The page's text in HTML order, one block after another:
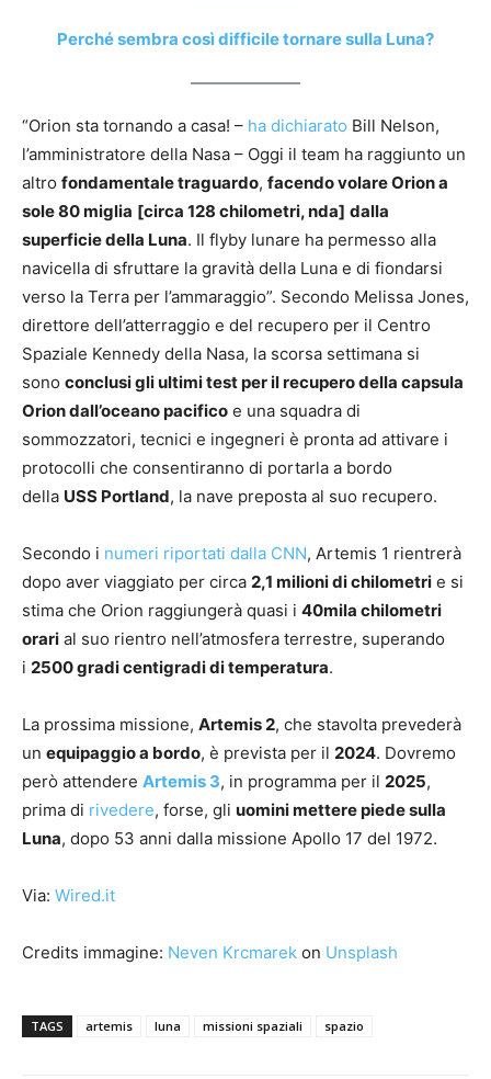
Perché sembra così difficile tornare sulla Luna?
“Orion sta tornando a casa! – ha dichiarato Bill Nelson,
l’amministratore della Nasa – Oggi il team ha raggiunto un
altro fondamentale traguardo, facendo volare Orion a
sole 80 miglia [circa 128 chilometri, nda] dalla
superficie della Luna. Il flyby lunare ha permesso alla
navicella di sfruttare la gravità della Luna e di fiondarsi
verso la Terra per l’ammaraggio”. Secondo Melissa Jones,
direttore dell’atterraggio e del recupero per il Centro
Spaziale Kennedy della Nasa, la scorsa settimana si
sono conclusi gli ultimi test per il recupero della capsula
Orion dall’oceano pacifico e una squadra di
sommozzatori, tecnici e ingegneri è pronta ad attivare i
protocolli che consentiranno di portarla a bordo
della USS Portland, la nave preposta al suo recupero.
Secondo i numeri riportati dalla CNN, Artemis 1 rientrerà
dopo aver viaggiato per circa 2,1 milioni di chilometri e si
stima che Orion raggiungerà quasi i 40mila chilometri
orari al suo rientro nell’atmosfera terrestre, superando
i 2500 gradi centigradi di temperatura.
La prossima missione, Artemis 2, che stavolta prevederà
un equipaggio a bordo, è prevista per il 2024. Dovremo
però attendere Artemis 3, in programma per il 2025,
prima di rivedere, forse, gli uomini mettere piede sulla
Luna, dopo 53 anni dalla missione Apollo 17 del 1972.
Via: Wired.it
Credits immagine: Neven Krcmarek on Unsplash
TAGS artemis luna missioni spaziali spazio